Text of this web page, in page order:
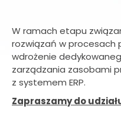
W ramach etapu
rozwiązań w procesach
wdrożenie
zarządzania zasobami
z systemem ERP.
Zapraszamy do